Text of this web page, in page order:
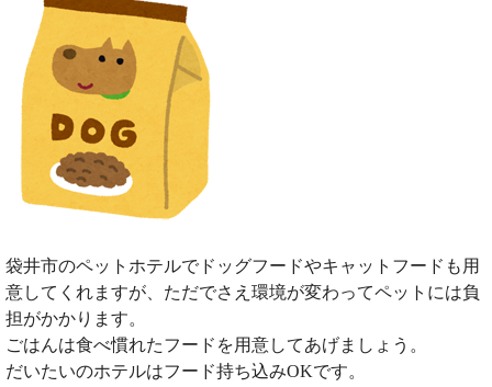
袋井市のペットホテルでドッグフードやキャットフードも用
意してくれますが、ただでさえ環境が変わってペットには負
担がかかります。
ごはんは食べ慣れたフードを用意してあげましょう。
だいたいのホテルはフード持ち込みOKです。